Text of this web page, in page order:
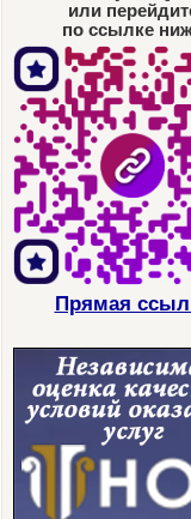
или
по ссылке
Прямая